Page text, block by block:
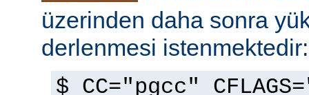
üzerinden daha sonra
derlenmesi istenmektedir:
$ CC="pgcc"